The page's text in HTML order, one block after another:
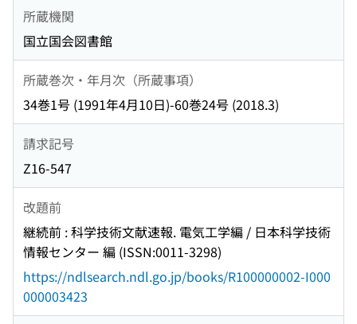
所蔵機関
国立国会図書館
所蔵巻次・年月次（所蔵事項）
34巻1号 (1991年4月10日)-60巻24号 (2018.3)
請求記号
Z16-547
改題前
継続前 : 科学技術文献速報. 電気工学編 / 日本科学技術
情報センター 編 (ISSN:0011-3298)
https://ndlsearch.ndl.go.jp/books/R100000002-I000
000003423